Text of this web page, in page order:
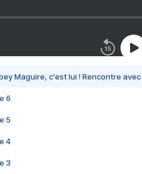
Maguire, c'est lui ! Rencontre
6
5
4
3